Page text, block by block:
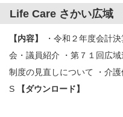
Life Care さかい広域
【内容】
・令和２年度会計
会・議員紹介 ・第７１回広
制度の見直しについて ・介
S
【ダウンロード】